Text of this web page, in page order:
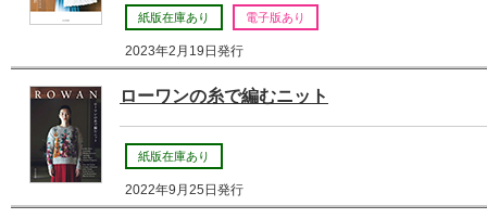
紙版在庫あり 電子版あり
2023年2月19日発行
ローワンの糸で編むニット
紙版在庫あり
2022年9月25日発行